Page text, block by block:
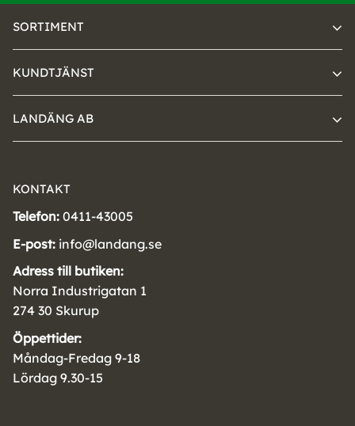
SORTIMENT
KUNDTJÄNST
LANDÄNG AB
KONTAKT
Telefon: 0411-43005
E-post: info@landang.se
Adress till butiken:
Norra Industrigatan 1
274 30 Skurup
Öppettider:
Måndag-Fredag 9-18
Lördag 9.30-15